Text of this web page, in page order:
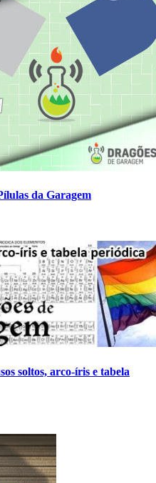
da Garagem
soltos, arco-íris e tabela